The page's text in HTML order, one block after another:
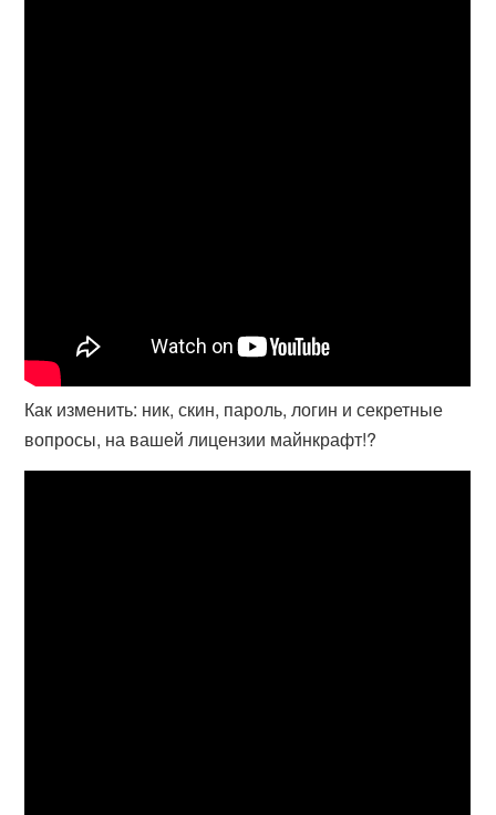
Как изменить: ник, скин, пароль, логин и секретные
вопросы, на вашей лицензии майнкрафт!?